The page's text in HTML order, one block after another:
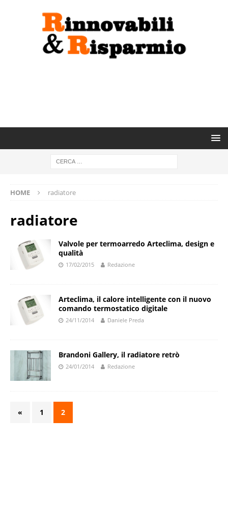
HOME radiatore
radiatore
Valvole per termoarredo Arteclima, design e
qualità
17/02/2015 Redazione
Arteclima, il calore intelligente con il nuovo
comando termostatico digitale
24/11/2014 Daniele Preda
Brandoni Gallery, il radiatore retrò
24/01/2014 Redazione
« 1 2